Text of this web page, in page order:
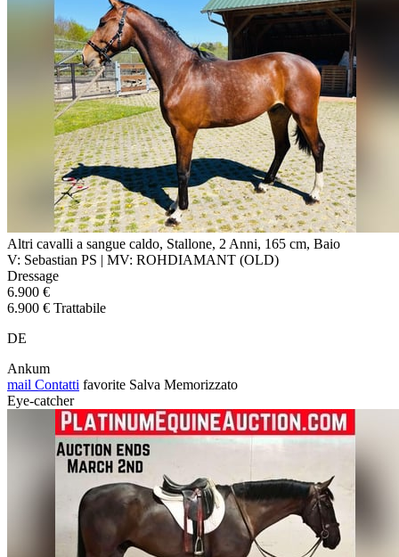
Altri cavalli a sangue caldo, Stallone, 2 Anni, 165 cm, Baio
V: Sebastian PS | MV: ROHDIAMANT (OLD)
Dressage
6.900 €
6.900 € Trattabile
DE
Ankum
mail Contatti favorite Salva Memorizzato
Eye-catcher